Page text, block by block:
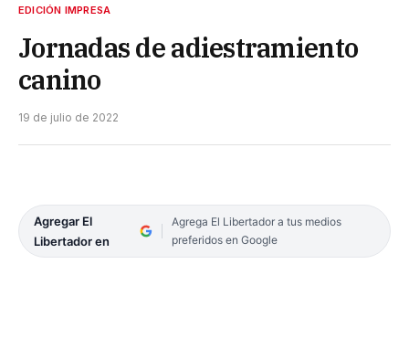
EDICIÓN IMPRESA
Jornadas de adiestramiento
canino
19 de julio de 2022
Agregar El
Libertador en
Agrega El Libertador a tus medios
preferidos en Google